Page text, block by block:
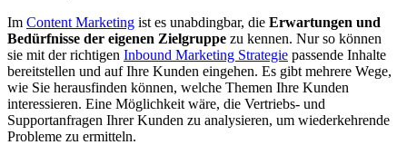
Im Content Marketing ist es unabdingbar, die Erwartungen und
Bedürfnisse der eigenen Zielgruppe zu kennen. Nur so können
sie mit der richtigen Inbound Marketing Strategie passende Inhalte
bereitstellen und auf Ihre Kunden eingehen. Es gibt mehrere Wege,
wie Sie herausfinden können, welche Themen Ihre Kunden
interessieren. Eine Möglichkeit wäre, die Vertriebs- und
Supportanfragen Ihrer Kunden zu analysieren, um wiederkehrende
Probleme zu ermitteln.